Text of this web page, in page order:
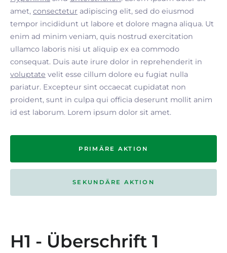
amet, consectetur adipiscing elit, sed do eiusmod
tempor incididunt ut labore et dolore magna aliqua. Ut
enim ad minim veniam, quis nostrud exercitation
ullamco laboris nisi ut aliquip ex ea commodo
consequat. Duis aute irure dolor in reprehenderit in
voluptate velit esse cillum dolore eu fugiat nulla
pariatur. Excepteur sint occaecat cupidatat non
proident, sunt in culpa qui officia deserunt mollit anim
id est laborum. Lorem ipsum dolor sit amet.
PRIMÄRE AKTION
SEKUNDÄRE AKTION
H1 - Überschrift 1